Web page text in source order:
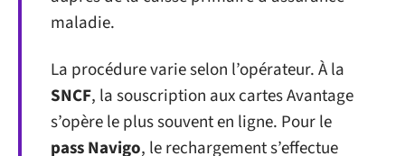
maladie.
La procédure varie selon l’opérateur. À la
SNCF, la souscription aux cartes Avantage
s’opère le plus souvent en ligne. Pour le
pass Navigo, le rechargement s’effectue